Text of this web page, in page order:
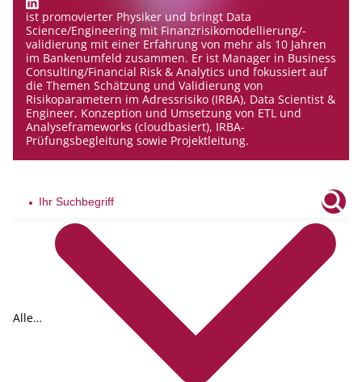
ist promovierter Physiker und bringt Data
Science/Engineering mit Finanzrisikomodellierung/-
validierung mit einer Erfahrung von mehr als 10 Jahren
im Bankenumfeld zusammen. Er ist Manager in Business
Consulting/Financial Risk & Analytics und fokussiert auf
die Themen Schätzung und Validierung von
Risikoparametern im Adressrisiko (IRBA), Data Scientist &
Engineer, Konzeption und Umsetzung von ETL und
Analyseframeworks (cloudbasiert), IRBA-
Prüfungsbegleitung sowie Projektleitung.
Alle